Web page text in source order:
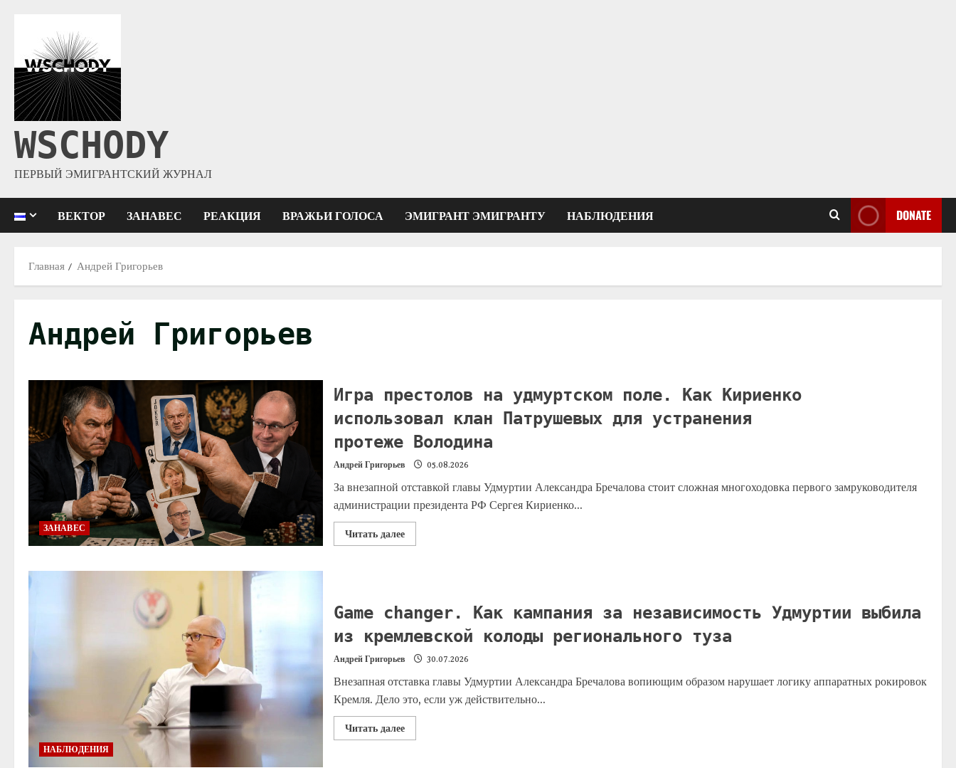
WSCHODY
ПЕРВЫЙ ЭМИГРАНТСКИЙ ЖУРНАЛ
ВЕКТОР ЗАНАВЕС РЕАКЦИЯ ВРАЖЬИ ГОЛОСА ЭМИГРАНТ ЭМИГРАНТУ НАБЛЮДЕНИЯ DONATE
Главная Андрей Григорьев
Андрей Григорьев
ЗАНАВЕС
Игра престолов на удмуртском поле. Как Кириенко
использовал клан Патрушевых для устранения
протеже Володина
Андрей Григорьев 05.08.2026
За внезапной отставкой главы Удмуртии Александра Бречалова стоит сложная многоходовка первого замруководителя
администрации президента РФ Сергея Кириенко...
Читать далее
НАБЛЮДЕНИЯ
Game changer. Как кампания за независимость Удмуртии выбила
из кремлевской колоды регионального туза
Андрей Григорьев 30.07.2026
Внезапная отставка главы Удмуртии Александра Бречалова вопиющим образом нарушает логику аппаратных рокировок
Кремля. Дело это, если уж действительно...
Читать далее